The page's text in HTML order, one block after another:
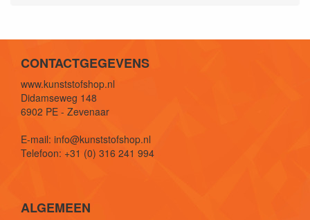
CONTACTGEGEVENS
www.kunststofshop.nl
Didamseweg 148
6902 PE - Zevenaar
E-mail: info@kunststofshop.nl
Telefoon: +31 (0) 316 241 994
ALGEMEEN